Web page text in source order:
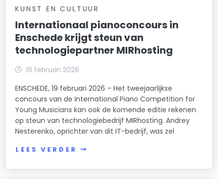
KUNST EN CULTUUR
Internationaal pianoconcours in
Enschede krijgt steun van
technologiepartner MIRhosting
19 februari 2026
ENSCHEDE, 19 februari 2026 – Het tweejaarlijkse
concours van de International Piano Competition for
Young Musicians kan ook de komende editie rekenen
op steun van technologiebedrijf MIRhosting. Andrey
Nesterenko, oprichter van dit IT-bedrijf, was zel
LEES VERDER